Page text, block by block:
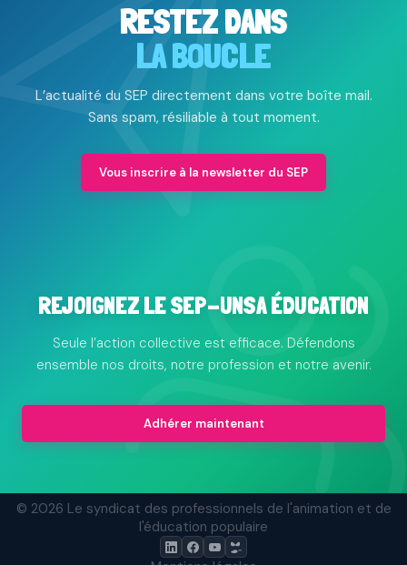
RESTEZ DANS
LA BOUCLE
L’actualité du SEP directement dans votre boîte mail.
Sans spam, résiliable à tout moment.
Vous inscrire à la newsletter du SEP
REJOIGNEZ LE SEP-UNSA ÉDUCATION
Seule l’action collective est efficace. Défendons
ensemble nos droits, notre profession et notre avenir.
Adhérer maintenant
© 2026 Le syndicat des professionnels de l'animation et de
l'éducation populaire